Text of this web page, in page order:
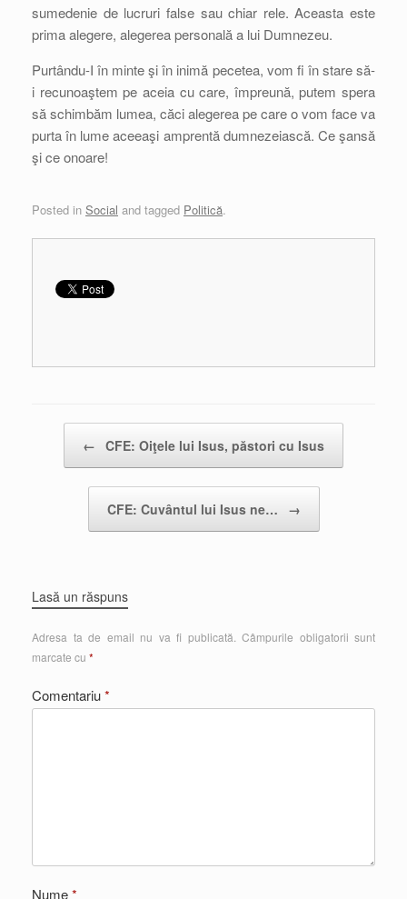
sumedenie de lucruri false sau chiar rele. Aceasta este
prima alegere, alegerea personală a lui Dumnezeu.
Purtându-I în minte şi în inimă pecetea, vom fi în stare să-
i recunoaştem pe aceia cu care, împreună, putem spera
să schimbăm lumea, căci alegerea pe care o vom face va
purta în lume aceeaşi amprentă dumnezeiască. Ce şansă
şi ce onoare!
Posted in Social and tagged Politică.
← CFE: Oiţele lui Isus, păstori cu Isus
CFE: Cuvântul lui Isus ne… →
Lasă un răspuns
Adresa ta de email nu va fi publicată. Câmpurile obligatorii sunt
marcate cu *
Comentariu*
Nume*